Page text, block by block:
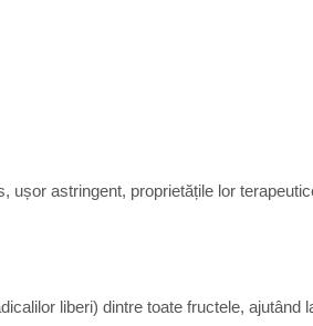
ușor astringent, proprietățile lor
liberi) dintre toate fructele, ajutând